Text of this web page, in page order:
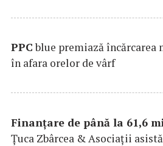
PPCblue premiază
în afara orelor de vârf
Finanțare de până la 61,6
Țuca Zbârcea & Asociații